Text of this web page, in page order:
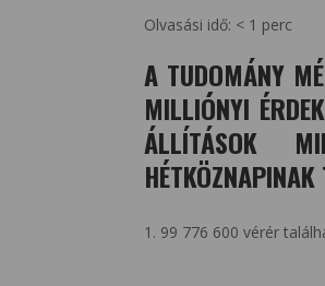
Olvasási idő: < 1 perc
A TUDOMÁNY
MILLIÓNYI
ÁLLÍTÁSOK
1. 99 776 600 vérér